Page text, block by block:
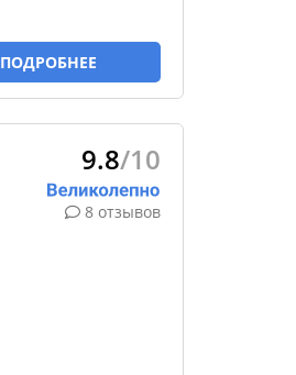
ПОДРОБНЕЕ
9.8/10
8 отзывов